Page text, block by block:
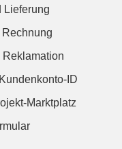
Lieferung
Reklamation
ID
Marktplatz